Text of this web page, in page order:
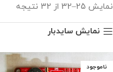
نمایش 25–32 از 32 نتیجه
نمایش سایدبار
ناموجود